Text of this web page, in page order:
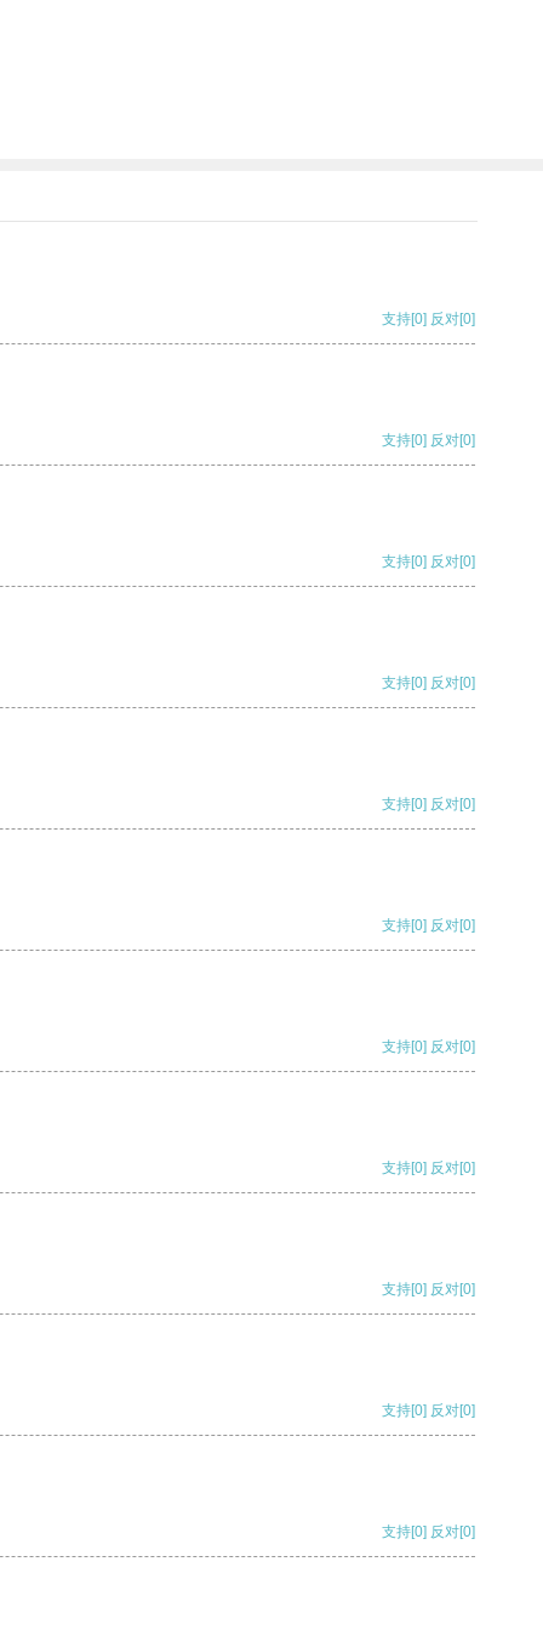
支持[0] 反对[0]
支持[0] 反对[0]
支持[0] 反对[0]
支持[0] 反对[0]
支持[0] 反对[0]
支持[0] 反对[0]
支持[0] 反对[0]
支持[0] 反对[0]
支持[0] 反对[0]
支持[0] 反对[0]
支持[0] 反对[0]